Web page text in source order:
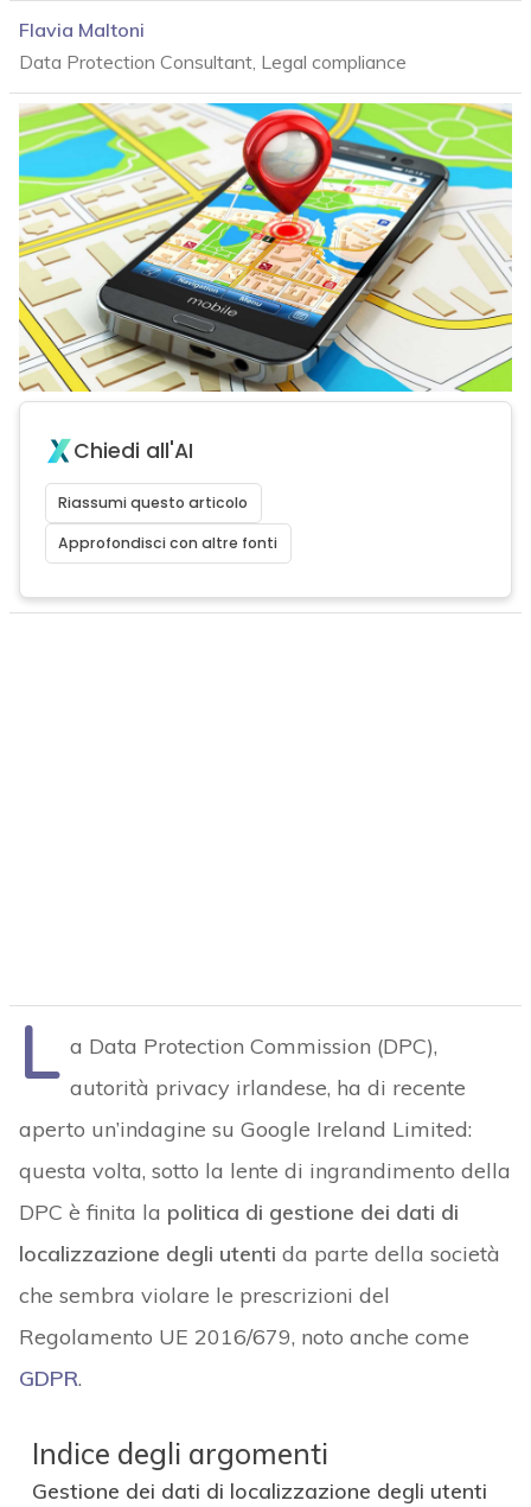
Flavia Maltoni
Data Protection Consultant, Legal compliance
Chiedi all'AI
Riassumi questo articolo
Approfondisci con altre fonti
L a Data Protection Commission (DPC),
autorità privacy irlandese, ha di recente
aperto un’indagine su Google Ireland Limited:
questa volta, sotto la lente di ingrandimento della
DPC è finita la politica di gestione dei dati di
localizzazione degli utenti da parte della società
che sembra violare le prescrizioni del
Regolamento UE 2016/679, noto anche come
GDPR.
Indice degli argomenti
Gestione dei dati di localizzazione degli utenti